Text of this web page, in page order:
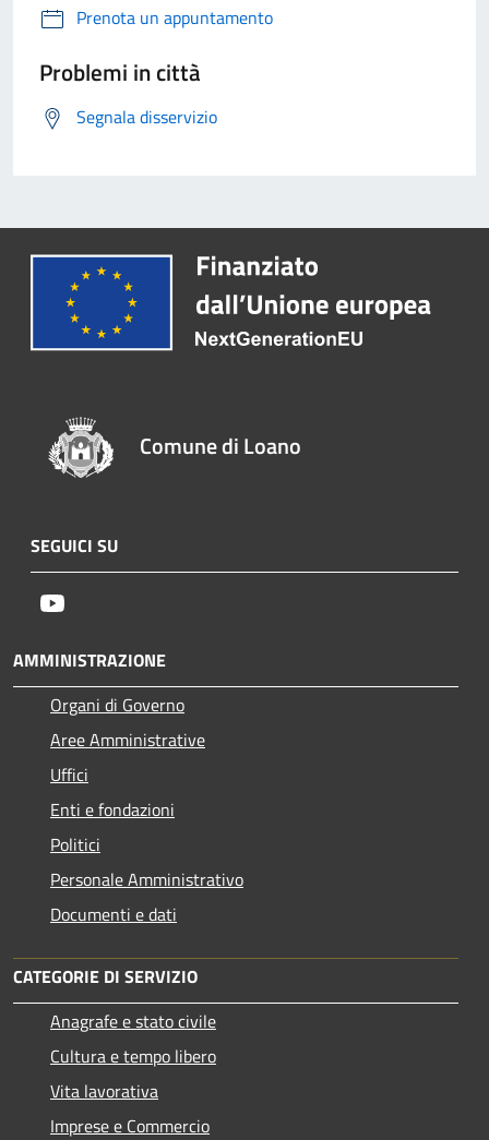
Prenota un appuntamento
Problemi in città
Segnala disservizio
Comune di Loano
SEGUICI SU
AMMINISTRAZIONE
Organi di Governo
Aree Amministrative
Uffici
Enti e fondazioni
Politici
Personale Amministrativo
Documenti e dati
CATEGORIE DI SERVIZIO
Anagrafe e stato civile
Cultura e tempo libero
Vita lavorativa
Imprese e Commercio